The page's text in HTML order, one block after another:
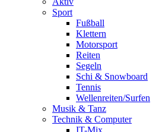
Sport
Fußball
Klettern
Motorsport
Reiten
Segeln
Schi & Snowboard
Tennis
Wellenreiten/Surfen
Musik & Tanz
Technik & Computer
IT-Mix